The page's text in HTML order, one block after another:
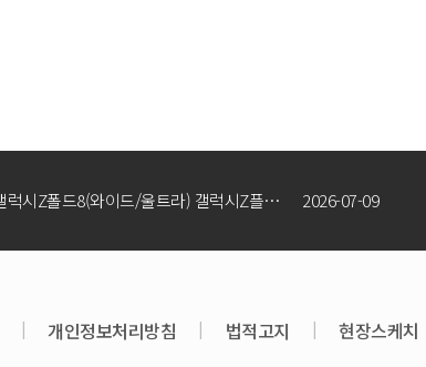
갤럭시Z폴드8(와이드/울트라) 갤럭시Z플립8 사전예약 공지사항 2026-07-09
| 개인정보처리방침 | 법적고지 | 현장스케치